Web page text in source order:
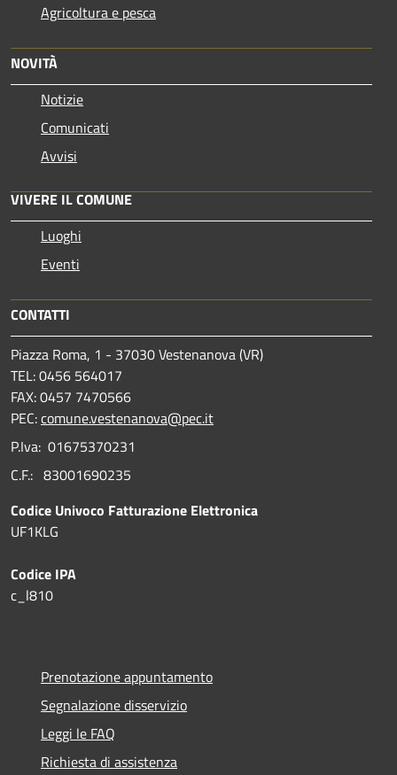
Agricoltura e pesca
NOVITÀ
Notizie
Comunicati
Avvisi
VIVERE IL COMUNE
Luoghi
Eventi
CONTATTI
Piazza Roma, 1 - 37030 Vestenanova (VR)
TEL: 0456 564017
FAX: 0457 7470566
PEC:comune.vestenanova@pec.it
P.Iva: 01675370231
C.F.: 83001690235
Codice Univoco Fatturazione Elettronica
UF1KLG
Codice IPA
c_l810
Prenotazione appuntamento
Segnalazione disservizio
Leggi le FAQ
Richiesta di assistenza